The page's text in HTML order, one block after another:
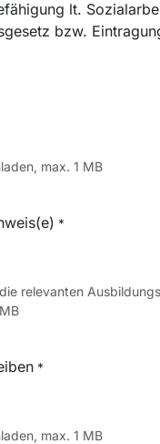
lt.
bzw.
max. 1 MB
*
relevanten
*
max. 1 MB